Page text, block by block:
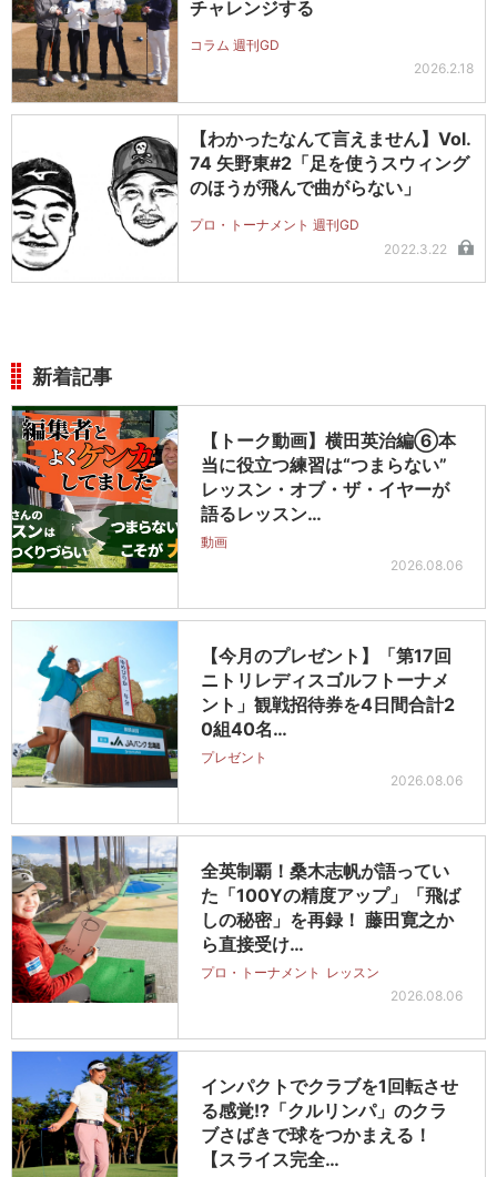
チャレンジする
コラム 週刊GD
2026.2.18
【わかったなんて言えません】Vol.
74 矢野東#2「足を使うスウィング
のほうが飛んで曲がらない」
プロ・トーナメント 週刊GD
2022.3.22
新着記事
【トーク動画】横田英治編⑥本
当に役立つ練習は“つまらない”
レッスン・オブ・ザ・イヤーが
語るレッスン…
動画
2026.08.06
【今月のプレゼント】「第17回
ニトリレディスゴルフトーナメ
ント」観戦招待券を4日間合計2
0組40名…
プレゼント
2026.08.06
全英制覇！桑木志帆が語ってい
た「100Yの精度アップ」「飛ば
しの秘密」を再録！ 藤田寛之か
ら直接受け…
プロ・トーナメント レッスン
2026.08.06
インパクトでクラブを1回転させ
る感覚!?「クルリンパ」のクラ
ブさばきで球をつかまえる！
【スライス完全…